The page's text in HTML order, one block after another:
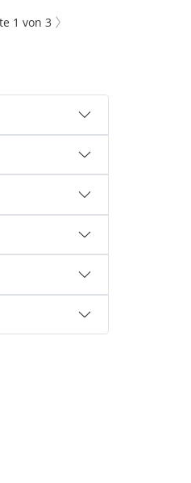
1 von 3